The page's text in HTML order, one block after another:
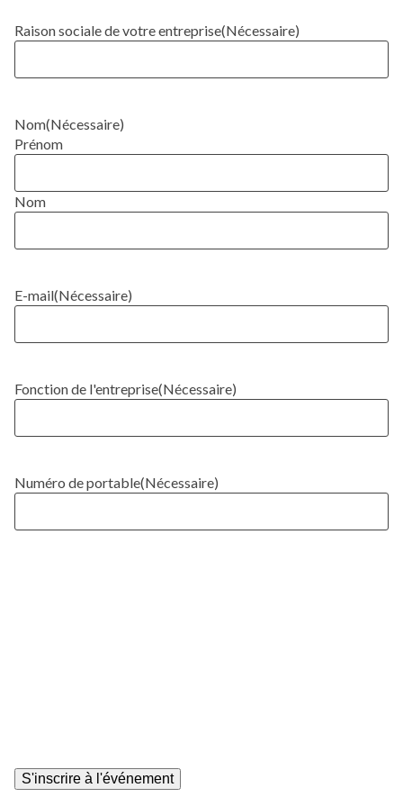
Raison sociale de votre entreprise(Nécessaire)
Nom(Nécessaire)
Prénom
Nom
E-mail(Nécessaire)
Fonction de l'entreprise(Nécessaire)
Numéro de portable(Nécessaire)